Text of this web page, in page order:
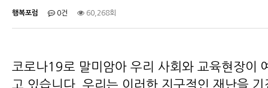
행복포럼 0건 60,268회
코로나19로 말미암아 우리 사회와 교육현장이
고 있습니다. 우리는 이러한 지구적인 재난을